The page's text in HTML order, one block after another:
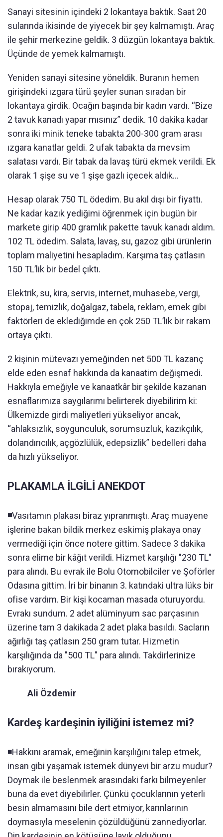
Sanayi sitesinin içindeki 2 lokantaya baktık. Saat 20
sularında ikisinde de yiyecek bir şey kalmamıştı. Araç
ile şehir merkezine geldik. 3 düzgün lokantaya baktık.
Üçünde de yemek kalmamıştı.
Yeniden sanayi sitesine yöneldik. Buranın hemen
girişindeki ızgara türü şeyler sunan sıradan bir
lokantaya girdik. Ocağın başında bir kadın vardı. “Bize
2 tavuk kanadı yapar mısınız” dedik. 10 dakika kadar
sonra iki minik teneke tabakta 200-300 gram arası
ızgara kanatlar geldi. 2 ufak tabakta da mevsim
salatası vardı. Bir tabak da lavaş türü ekmek verildi. Ek
olarak 1 şişe su ve 1 şişe gazlı içecek aldık...
Hesap olarak 750 TL ödedim. Bu akıl dışı bir fiyattı.
Ne kadar kazık yediğimi öğrenmek için bugün bir
markete girip 400 gramlık pakette tavuk kanadı aldım.
102 TL ödedim. Salata, lavaş, su, gazoz gibi ürünlerin
toplam maliyetini hesapladım. Karşıma taş çatlasın
150 TL’lik bir bedel çıktı.
Elektrik, su, kira, servis, internet, muhasebe, vergi,
stopaj, temizlik, doğalgaz, tabela, reklam, emek gibi
faktörleri de eklediğimde en çok 250 TL’lik bir rakam
ortaya çıktı.
2 kişinin mütevazı yemeğinden net 500 TL kazanç
elde eden esnaf hakkında da kanaatim değişmedi.
Hakkıyla emeğiyle ve kanaatkâr bir şekilde kazanan
esnaflarımıza saygılarımı belirterek diyebilirim ki:
Ülkemizde girdi maliyetleri yükseliyor ancak,
“ahlaksızlık, soygunculuk, sorumsuzluk, kazıkçılık,
dolandırıcılık, açgözlülük, edepsizlik” bedelleri daha
da hızlı yükseliyor.
PLAKAMLA İLGİLİ ANEKDOT
◾️Vasıtamın plakası biraz yıpranmıştı. Araç muayene
işlerine bakan bildik merkez eskimiş plakaya onay
vermediği için önce notere gittim. Sadece 3 dakika
sonra elime bir kâğıt verildi. Hizmet karşılığı "230 TL"
para alındı. Bu evrak ile Bolu Otomobilciler ve Şoförler
Odasına gittim. İri bir binanın 3. katındaki ultra lüks bir
ofise vardım. Bir kişi kocaman masada oturuyordu.
Evrakı sundum. 2 adet alüminyum sac parçasının
üzerine tam 3 dakikada 2 adet plaka basıldı. Sacların
ağırlığı taş çatlasın 250 gram tutar. Hizmetin
karşılığında da "500 TL" para alındı. Takdirlerinize
bırakıyorum.
Ali Özdemir
Kardeş kardeşinin iyiliğini istemez mi?
◾️Hakkını aramak, emeğinin karşılığını talep etmek,
insan gibi yaşamak istemek dünyevi bir arzu mudur?
Doymak ile beslenmek arasındaki farkı bilmeyenler
buna da evet diyebilirler. Çünkü çocuklarının yeterli
besin almamasını bile dert etmiyor, karınlarının
doymasıyla meselenin çözüldüğünü zannediyorlar.